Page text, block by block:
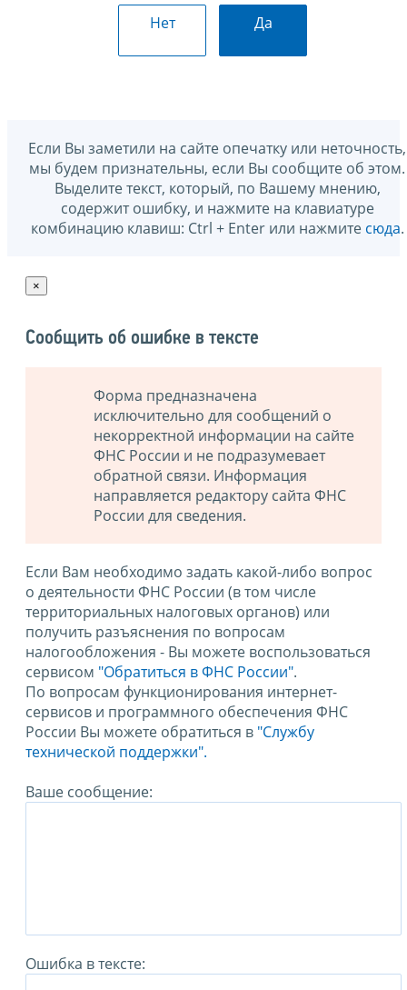
Нет Да
Если Вы заметили на сайте опечатку или неточность,
мы будем признательны, если Вы сообщите об этом.
Выделите текст, который, по Вашему мнению,
содержит ошибку, и нажмите на клавиатуре
комбинацию клавиш: Ctrl + Enter или нажмите сюда.
×
Сообщить об ошибке в тексте
Форма предназначена
исключительно для сообщений о
некорректной информации на сайте
ФНС России и не подразумевает
обратной связи. Информация
направляется редактору сайта ФНС
России для сведения.
Если Вам необходимо задать какой-либо вопрос
о деятельности ФНС России (в том числе
территориальных налоговых органов) или
получить разъяснения по вопросам
налогообложения - Вы можете воспользоваться
сервисом "Обратиться в ФНС России".
По вопросам функционирования интернет-
сервисов и программного обеспечения ФНС
России Вы можете обратиться в "Службу
технической поддержки".
Ваше сообщение:
Ошибка в тексте: